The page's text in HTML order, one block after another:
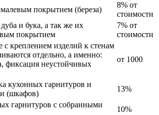
покрытием (береза)
8% от
стоимости
и бука, а так же их
покрытием
7% от
стоимости
с креплением изделий к стенам
отдельно, а именно:
фиксация неустойчивых
от 1000
кухонных гарнитуров и
(шкафов)
13%
гарнитуров с собранными
10%